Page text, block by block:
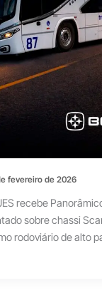
fevereiro de 2026
recebe
sobre chassi
rodoviário de alto